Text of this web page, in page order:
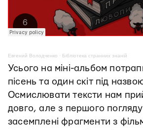
Евгений Володченко · Бібліотека странних знаній
Усього на міні-альбом
пісень та один скіт під
Осмислювати тексти нам
довго, але з першого
засемплені фрагменти з